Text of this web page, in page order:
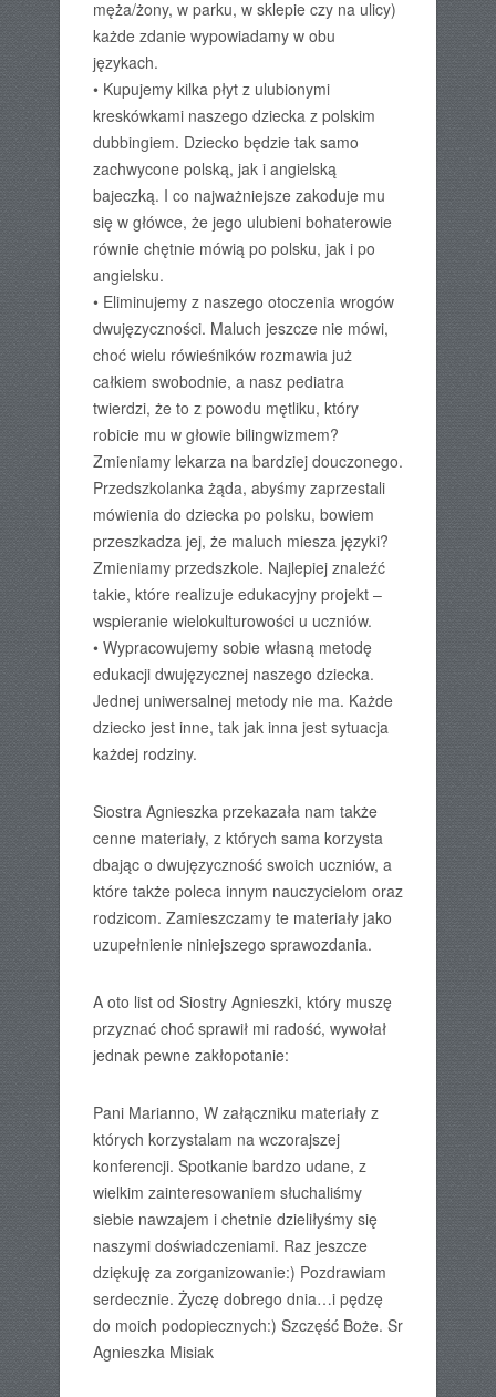
męża/żony, w parku, w sklepie czy na ulicy)
każde zdanie wypowiadamy w obu
językach.
• Kupujemy kilka płyt z ulubionymi
kreskówkami naszego dziecka z polskim
dubbingiem. Dziecko będzie tak samo
zachwycone polską, jak i angielską
bajeczką. I co najważniejsze zakoduje mu
się w główce, że jego ulubieni bohaterowie
równie chętnie mówią po polsku, jak i po
angielsku.
• Eliminujemy z naszego otoczenia wrogów
dwujęzyczności. Maluch jeszcze nie mówi,
choć wielu rówieśników rozmawia już
całkiem swobodnie, a nasz pediatra
twierdzi, że to z powodu mętliku, który
robicie mu w głowie bilingwizmem?
Zmieniamy lekarza na bardziej douczonego.
Przedszkolanka żąda, abyśmy zaprzestali
mówienia do dziecka po polsku, bowiem
przeszkadza jej, że maluch miesza języki?
Zmieniamy przedszkole. Najlepiej znaleźć
takie, które realizuje edukacyjny projekt –
wspieranie wielokulturowości u uczniów.
• Wypracowujemy sobie własną metodę
edukacji dwujęzycznej naszego dziecka.
Jednej uniwersalnej metody nie ma. Każde
dziecko jest inne, tak jak inna jest sytuacja
każdej rodziny.
Siostra Agnieszka przekazała nam także
cenne materiały, z których sama korzysta
dbając o dwujęzyczność swoich uczniów, a
które także poleca innym nauczycielom oraz
rodzicom. Zamieszczamy te materiały jako
uzupełnienie niniejszego sprawozdania.
A oto list od Siostry Agnieszki, który muszę
przyznać choć sprawił mi radość, wywołał
jednak pewne zakłopotanie:
Pani Marianno, W załączniku materiały z
których korzystalam na wczorajszej
konferencji. Spotkanie bardzo udane, z
wielkim zainteresowaniem słuchaliśmy
siebie nawzajem i chetnie dzieliłyśmy się
naszymi doświadczeniami. Raz jeszcze
dziękuję za zorganizowanie:) Pozdrawiam
serdecznie. Życzę dobrego dnia…i pędzę
do moich podopiecznych:) Szczęść Boże. Sr
Agnieszka Misiak